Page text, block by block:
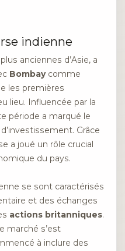
indienne
anciennes d’Asie, a
Bombaycomme
les premières
lieu. Influencée par la
période a marqué le
Grâce
a joué un rôle crucial
du pays.
se sont caractérisés
et des échanges
actions britanniques.
marché s’est
à inclure des